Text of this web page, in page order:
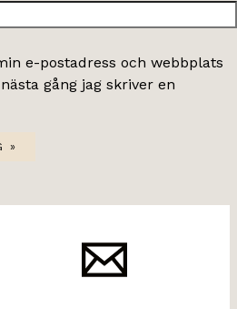
e-postadress och webbplats
gång jag skriver en